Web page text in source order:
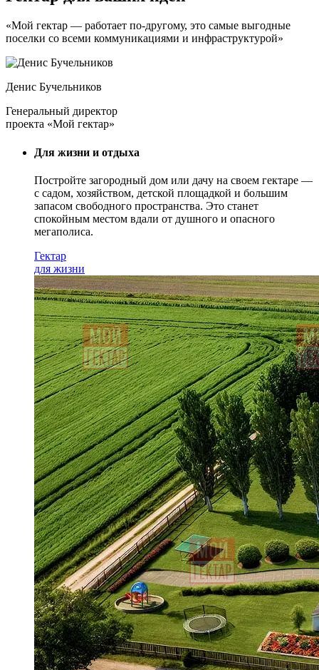
«Мой гектар — работает по-другому, это самые выгодные
поселки со всеми коммуникациями и инфраструктурой»
Денис Бучельников
Генеральный директор
проекта «Мой гектар»
Для жизни и отдыха
Постройте загородный дом или дачу на своем гектаре —
с садом, хозяйством, детской площадкой и большим
запасом свободного пространства. Это станет
спокойным местом вдали от душного и опасного
мегаполиса.
Гектар
для жизни